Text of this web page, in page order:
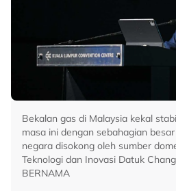
Bekalan gas di Malaysia kekal
masa ini dengan sebahagian
negara disokong oleh sumber
Teknologi dan Inovasi Datuk
BERNAMA